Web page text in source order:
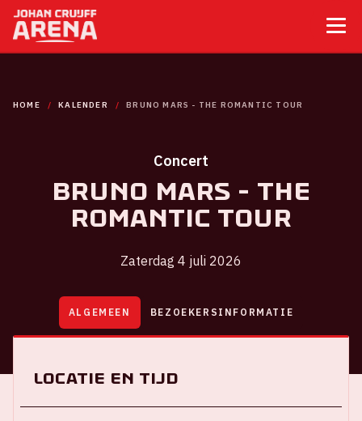
HOME KALENDER BRUNO MARS - THE ROMANTIC TOUR
Concert
Bruno Mars - The
Romantic Tour
Zaterdag 4 juli 2026
ALGEMEEN BEZOEKERSINFORMATIE
Locatie en tijd